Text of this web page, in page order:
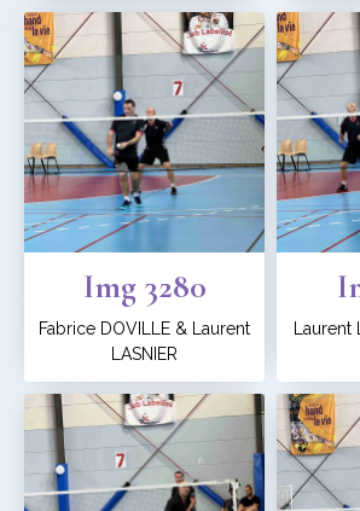
Img 3280
Fabrice DOVILLE & Laurent
LASNIER